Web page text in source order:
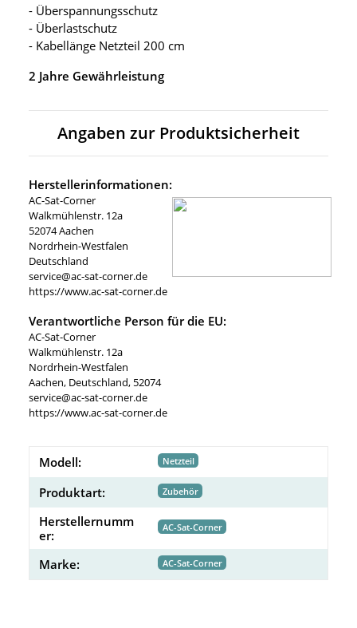
- Überspannungsschutz
- Überlastschutz
- Kabellänge Netzteil 200 cm
2 Jahre Gewährleistung
Angaben zur Produktsicherheit
Herstellerinformationen:
AC-Sat-Corner
Walkmühlenstr. 12a
52074 Aachen
Nordrhein-Westfalen
Deutschland
service@ac-sat-corner.de
https://www.ac-sat-corner.de
Verantwortliche Person für die EU:
AC-Sat-Corner
Walkmühlenstr. 12a
Nordrhein-Westfalen
Aachen, Deutschland, 52074
service@ac-sat-corner.de
https://www.ac-sat-corner.de
Modell: Netzteil
Produktart: Zubehör
Herstellernumm
er:
AC-Sat-Corner
Marke: AC-Sat-Corner